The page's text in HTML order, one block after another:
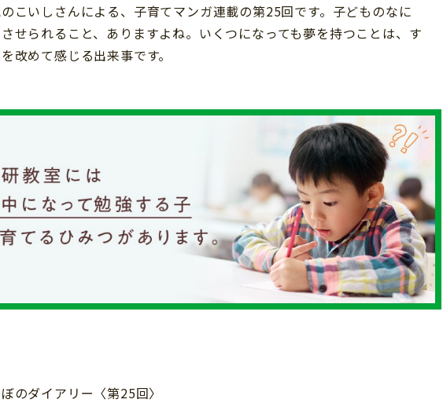
こいしさんによる、子育てマンガ連載の第25回です。子どものなに
せられること、ありますよね。いくつになっても夢を持つことは、す
改めて感じる出来事です。
のダイアリー〈第25回〉